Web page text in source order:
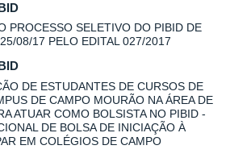
PROCESSO SELETIVO DO PIBID DE
08/17 PELO EDITAL 027/2017
DE ESTUDANTES DE CURSOS DE
DE CAMPO MOURÃO NA ÁREA DE
ATUAR COMO BOLSISTA NO PIBID -
DE BOLSA DE INICIAÇÃO À
EM COLÉGIOS DE CAMPO